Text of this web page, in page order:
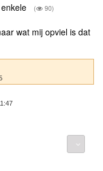
( 90)
wat mij opviel is dat